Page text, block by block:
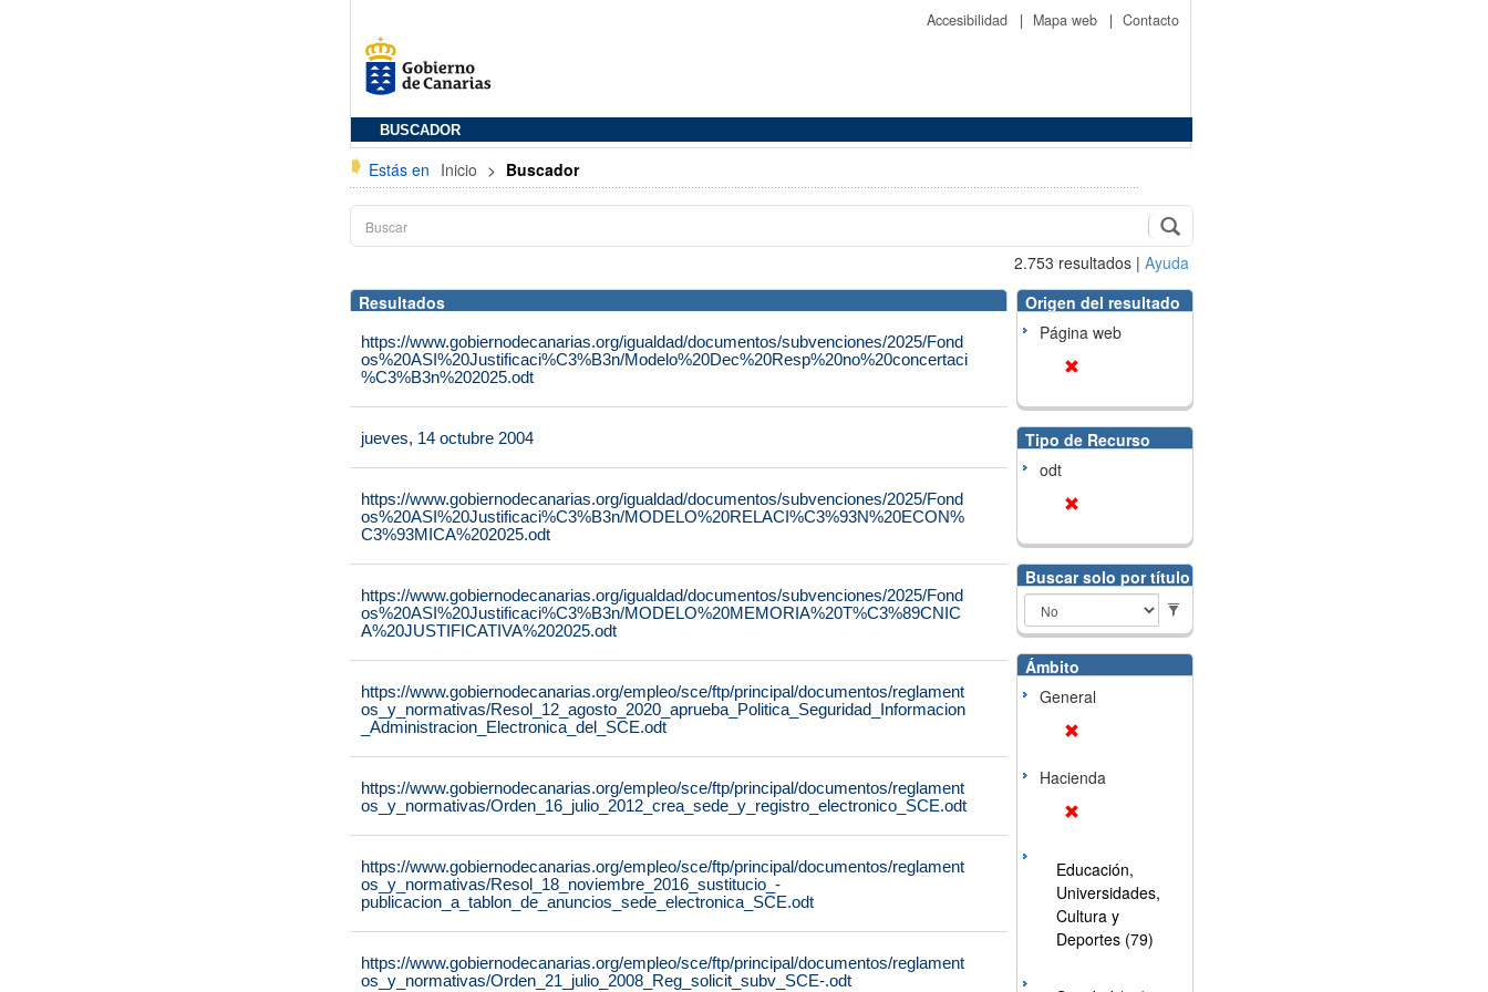
Accesibilidad | Mapa web | Contacto
BUSCADOR
Estás en Inicio > Buscador
2.753 resultados | Ayuda
Resultados
https://www.gobiernodecanarias.org/igualdad/documentos/subvenciones/2025/Fond
os%20ASI%20Justificaci%C3%B3n/Modelo%20Dec%20Resp%20no%20concertaci
%C3%B3n%202025.odt
jueves, 14 octubre 2004
https://www.gobiernodecanarias.org/igualdad/documentos/subvenciones/2025/Fond
os%20ASI%20Justificaci%C3%B3n/MODELO%20RELACI%C3%93N%20ECON%
C3%93MICA%202025.odt
https://www.gobiernodecanarias.org/igualdad/documentos/subvenciones/2025/Fond
os%20ASI%20Justificaci%C3%B3n/MODELO%20MEMORIA%20T%C3%89CNIC
A%20JUSTIFICATIVA%202025.odt
https://www.gobiernodecanarias.org/empleo/sce/ftp/principal/documentos/reglament
os_y_normativas/Resol_12_agosto_2020_aprueba_Politica_Seguridad_Informacion
_Administracion_Electronica_del_SCE.odt
https://www.gobiernodecanarias.org/empleo/sce/ftp/principal/documentos/reglament
os_y_normativas/Orden_16_julio_2012_crea_sede_y_registro_electronico_SCE.odt
https://www.gobiernodecanarias.org/empleo/sce/ftp/principal/documentos/reglament
os_y_normativas/Resol_18_noviembre_2016_sustitucio_-
publicacion_a_tablon_de_anuncios_sede_electronica_SCE.odt
https://www.gobiernodecanarias.org/empleo/sce/ftp/principal/documentos/reglament
os_y_normativas/Orden_21_julio_2008_Reg_solicit_subv_SCE-.odt
Origen del resultado
Página web
Tipo de Recurso
odt
Buscar solo por título
Ámbito
General
Hacienda
Educación,
Universidades,
Cultura y
Deportes (79)